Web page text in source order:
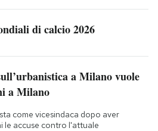
di calcio 2026
a Milano vuole
a Milano
come vicesindaca dopo aver
le accuse contro l'attuale